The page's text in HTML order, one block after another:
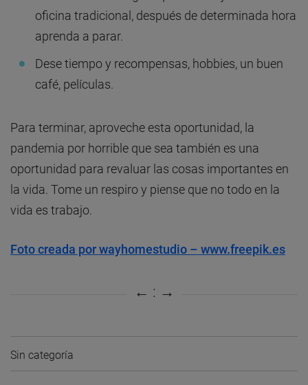
oficina tradicional, después de determinada hora
aprenda a parar.
Dese tiempo y recompensas, hobbies, un buen
café, películas.
Para terminar, aproveche esta oportunidad, la
pandemia por horrible que sea también es una
oportunidad para revaluar las cosas importantes en
la vida. Tome un respiro y piense que no todo en la
vida es trabajo.
Foto creada por wayhomestudio – www.freepik.es
Sin categoría